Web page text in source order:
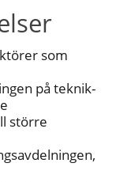
som
på teknik-
större